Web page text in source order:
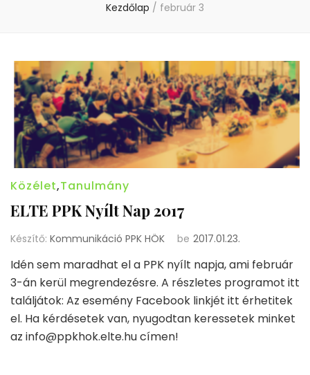
Kezdőlap / február 3
Közélet,Tanulmány
ELTE PPK Nyílt Nap 2017
Készítő: Kommunikáció PPK HÖK be 2017.01.23.
Idén sem maradhat el a PPK nyílt napja, ami február
3-án kerül megrendezésre. A részletes programot itt
találjátok: Az esemény Facebook linkjét itt érhetitek
el. Ha kérdésetek van, nyugodtan keressetek minket
az info@ppkhok.elte.hu címen!